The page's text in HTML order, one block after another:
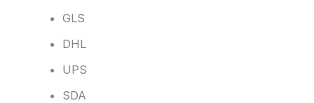
GLS
DHL
UPS
SDA